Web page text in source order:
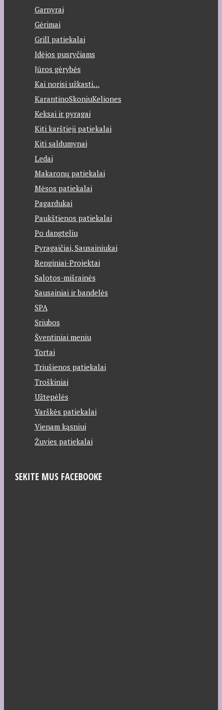
Garnyrai
Gėrimai
Grill patiekalai
Idėjos pusryčiams
Jūros gėrybės
Kai norisi užkasti…
KarantinoSkoniuKeliones
Keksai ir pyragai
Kiti karštieji patiekalai
Kiti saldumynai
Ledai
Makaronų patiekalai
Mėsos patiekalai
Pagardukai
Paukštienos patiekalai
Po dangteliu
Pyragaičiai, Sausainiukai
Renginiai-Projektai
Salotos-mišrainės
Sausainiai ir bandelės
SPA
Sriubos
Šventiniai meniu
Tortai
Triušienos patiekalai
Troškiniai
Užtepėlės
Varškės patiekalai
Vienam kąsniui
Žuvies patiekalai
SEKITE MUS FACEBOOKE